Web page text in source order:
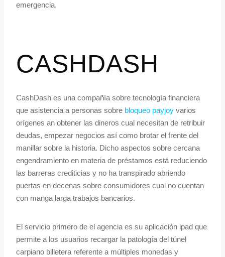
emergencia.
CASHDASH
CashDash es una compañía sobre tecnología financiera
que asistencia a personas sobre bloqueo payjoy varios
orígenes an obtener las dineros cual necesitan de retribuir
deudas, empezar negocios así­ como brotar el frente del
manillar sobre la historia. Dicho aspectos sobre cercana
engendramiento en materia de préstamos está reduciendo
las barreras crediticias y no ha transpirado abriendo
puertas en decenas sobre consumidores cual no cuentan
con manga larga trabajos bancarios.
El servicio primero de el agencia es su aplicación ipad que
permite a los usuarios recargar la patologí­a del túnel
carpiano billetera referente a múltiples monedas y